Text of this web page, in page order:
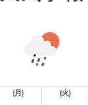
(月) (火)